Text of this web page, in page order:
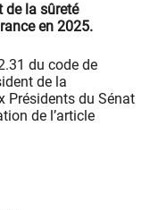
de la sûreté
en 2025.
du code de
de la
Présidents du Sénat
de l’article